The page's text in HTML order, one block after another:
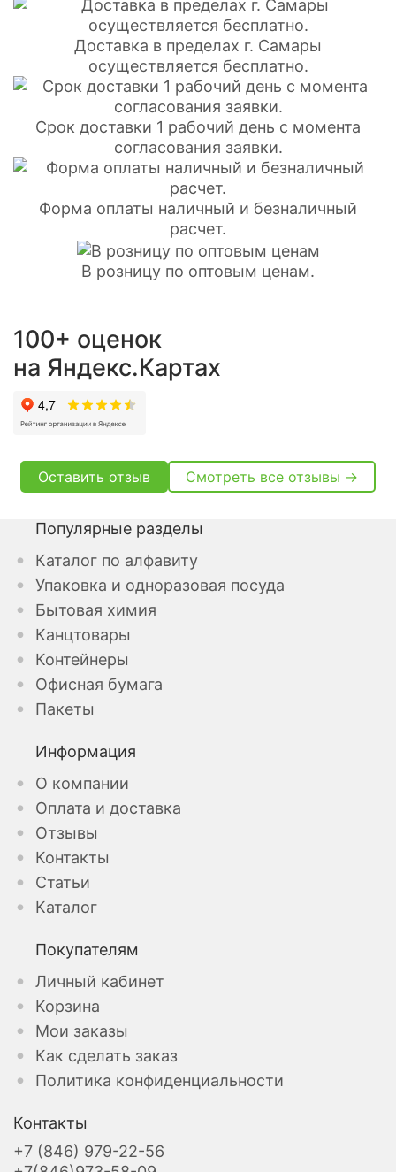
Доставка в пределах г. Самары
осуществляется бесплатно.
Срок доставки 1 рабочий день с момента
согласования заявки.
Форма оплаты наличный и безналичный
расчет.
В розницу по оптовым ценам.
100+ оценок
на Яндекс.Картах
Оставить отзыв Смотреть все отзывы →
Популярные разделы
Каталог по алфавиту
Упаковка и одноразовая посуда
Бытовая химия
Канцтовары
Контейнеры
Офисная бумага
Пакеты
Информация
О компании
Оплата и доставка
Отзывы
Контакты
Статьи
Каталог
Покупателям
Личный кабинет
Корзина
Мои заказы
Как сделать заказ
Политика конфиденциальности
Контакты
+7 (846) 979-22-56